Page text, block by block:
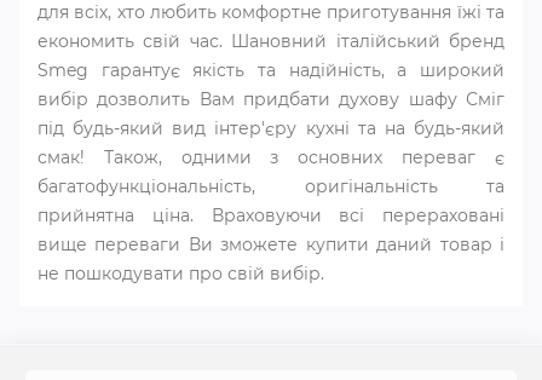
для всіх, хто любить комфортне приготування їжі та
економить свій час. Шановний італійський бренд
Smeg гарантує якість та надійність, а широкий
вибір дозволить Вам придбати духову шафу Сміг
під будь-який вид інтер'єру кухні та на будь-який
смак! Також, одними з основних переваг є
багатофункціональність, оригінальність та
прийнятна ціна. Враховуючи всі перераховані
вище переваги Ви зможете купити даний товар і
не пошкодувати про свій вибір.